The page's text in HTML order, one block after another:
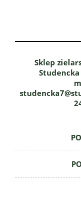
Sklep
Studencka